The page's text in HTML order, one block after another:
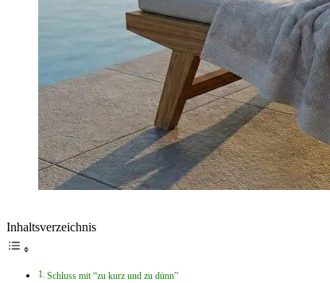
Inhaltsverzeichnis
Schluss mit “zu kurz und zu dünn”